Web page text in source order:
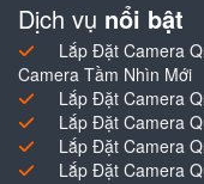
Dịch vụ nổi bật
Lắp Đặt Camera
Camera Tầm Nhìn Mới
Lắp Đặt Camera
Lắp Đặt Camera
Lắp Đặt Camera
Lắp Đặt Camera